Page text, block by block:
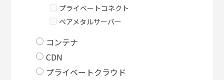
プライベートコネクト
ベアメタルサーバー
コンテナ
CDN
プライベートクラウド